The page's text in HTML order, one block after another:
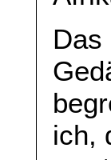
Das
ich,